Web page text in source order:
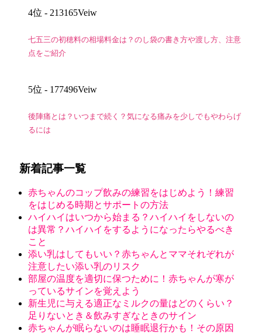
4位 - 213165Veiw
七五三の初穂料の相場料金は？のし袋の書き方や渡し方、注意
点をご紹介
5位 - 177496Veiw
後陣痛とは？いつまで続く？気になる痛みを少しでもやわらげ
るには
新着記事一覧
赤ちゃんのコップ飲みの練習をはじめよう！練習
をはじめる時期とサポートの方法
ハイハイはいつから始まる？ハイハイをしないの
は異常？ハイハイをするようになったらやるべき
こと
添い乳はしてもいい？赤ちゃんとママそれぞれが
注意したい添い乳のリスク
部屋の温度を適切に保つために！赤ちゃんが寒が
っているサインを覚えよう
新生児に与える適正なミルクの量はどのくらい？
足りないとき＆飲みすぎなときのサイン
赤ちゃんが眠らないのは睡眠退行かも！その原因